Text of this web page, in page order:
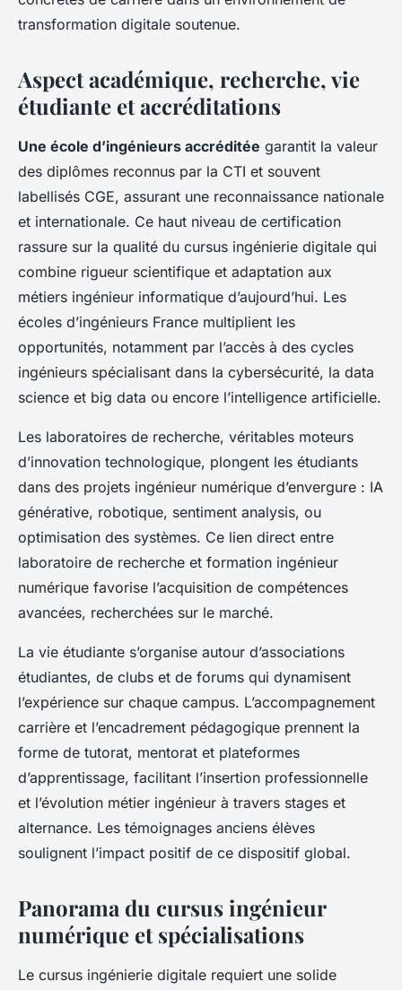
transformation digitale soutenue.
Aspect académique, recherche, vie
étudiante et accréditations
Une école d’ingénieurs accréditée garantit la valeur
des diplômes reconnus par la CTI et souvent
labellisés CGE, assurant une reconnaissance nationale
et internationale. Ce haut niveau de certification
rassure sur la qualité du cursus ingénierie digitale qui
combine rigueur scientifique et adaptation aux
métiers ingénieur informatique d’aujourd’hui. Les
écoles d’ingénieurs France multiplient les
opportunités, notamment par l’accès à des cycles
ingénieurs spécialisant dans la cybersécurité, la data
science et big data ou encore l’intelligence artificielle.
Les laboratoires de recherche, véritables moteurs
d’innovation technologique, plongent les étudiants
dans des projets ingénieur numérique d’envergure : IA
générative, robotique, sentiment analysis, ou
optimisation des systèmes. Ce lien direct entre
laboratoire de recherche et formation ingénieur
numérique favorise l’acquisition de compétences
avancées, recherchées sur le marché.
La vie étudiante s’organise autour d’associations
étudiantes, de clubs et de forums qui dynamisent
l’expérience sur chaque campus. L’accompagnement
carrière et l’encadrement pédagogique prennent la
forme de tutorat, mentorat et plateformes
d’apprentissage, facilitant l’insertion professionnelle
et l’évolution métier ingénieur à travers stages et
alternance. Les témoignages anciens élèves
soulignent l’impact positif de ce dispositif global.
Panorama du cursus ingénieur
numérique et spécialisations
Le cursus ingénierie digitale requiert une solide